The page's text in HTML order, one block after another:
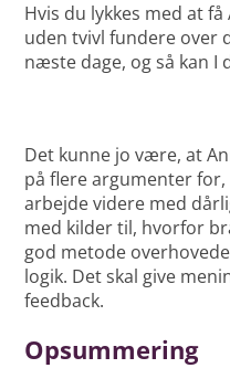
Hvis du lykkes med at
uden tvivl fundere over
næste dage, og så kan I
Det kunne jo være, at
på flere argumenter
arbejde videre med
med kilder til, hvorfor
god metode
logik. Det skal give
feedback.
Opsummering